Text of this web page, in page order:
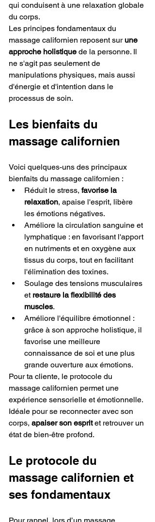
qui conduisent à une relaxation globale
du corps.
Les principes fondamentaux du
massage californien reposent sur une
approche holistique de la personne. Il
ne s'agit pas seulement de
manipulations physiques, mais aussi
d'énergie et d'intention dans le
processus de soin.
Les bienfaits du
massage californien
Voici quelques-uns des principaux
bienfaits du massage californien :
Réduit le stress, favorise la
relaxation, apaise l'esprit, libère
les émotions négatives.
Améliore la circulation sanguine et
lymphatique : en favorisant l'apport
en nutriments et en oxygène aux
tissus du corps, tout en facilitant
l'élimination des toxines.
Soulage des tensions musculaires
et restaure la flexibilité des
muscles.
Améliore l'équilibre émotionnel :
grâce à son approche holistique, il
favorise une meilleure
connaissance de soi et une plus
grande ouverture aux émotions.
Pour ta cliente, le protocole du
massage californien permet une
expérience sensorielle et émotionnelle.
Idéale pour se reconnecter avec son
corps, apaiser son esprit et retrouver un
état de bien-être profond.
Le protocole du
massage californien et
ses fondamentaux